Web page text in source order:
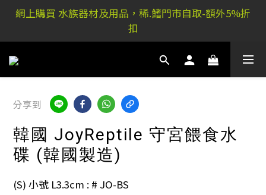
稀.鰭元朗店: 又新街51P號富祐閣16號地下｜ 稀.鰭旺角
店: 西洋菜南街101號金德行11樓
網上購買 水族器材及用品，稀.鰭門市自取-額外5%折
扣
稀.鰭元朗店: 又新街51P號富祐閣16號地下｜ 稀.鰭旺角
店: 西洋菜南街101號金德行11樓
分享到
韓國 JoyReptile 守宮餵食水
碟 (韓國製造)
(S) 小號 L3.3cm : # JO-BS